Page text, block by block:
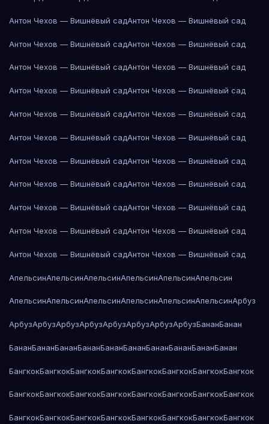
Антон Чехов — Вишнёвый садАнтон Чехов — Вишнёвый сад
Антон Чехов — Вишнёвый садАнтон Чехов — Вишнёвый сад
Антон Чехов — Вишнёвый садАнтон Чехов — Вишнёвый сад
Антон Чехов — Вишнёвый садАнтон Чехов — Вишнёвый сад
Антон Чехов — Вишнёвый садАнтон Чехов — Вишнёвый сад
Антон Чехов — Вишнёвый садАнтон Чехов — Вишнёвый сад
Антон Чехов — Вишнёвый садАнтон Чехов — Вишнёвый сад
Антон Чехов — Вишнёвый садАнтон Чехов — Вишнёвый сад
Антон Чехов — Вишнёвый садАнтон Чехов — Вишнёвый сад
Антон Чехов — Вишнёвый садАнтон Чехов — Вишнёвый сад
Антон Чехов — Вишнёвый садАнтон Чехов — Вишнёвый сад
АпельсинАпельсинАпельсинАпельсинАпельсинАпельсин
АпельсинАпельсинАпельсинАпельсинАпельсинАпельсинАрбуз
АрбузАрбузАрбузАрбузАрбузАрбузАрбузАрбузБананБанан
БананБананБананБананБананБананБананБананБананБанан
БангкокБангкокБангкокБангкокБангкокБангкокБангкокБангкок
БангкокБангкокБангкокБангкокБангкокБангкокБангкокБангкок
БангкокБангкокБангкокБангкокБангкокБангкокБангкокБангкок